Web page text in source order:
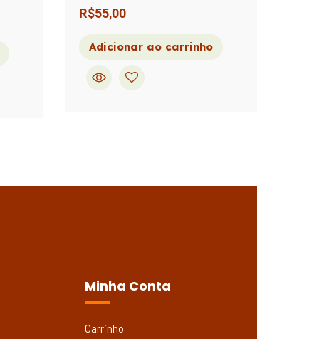
R$55,00
Adicionar ao carrinho
Minha Conta
Carrinho